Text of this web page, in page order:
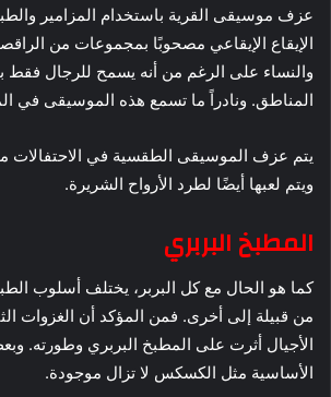
عزف موسيقى القرية باستخدام المزامير
الإيقاع الإيقاعي مصحوبًا بمجموعات من
والنساء على الرغم من أنه يسمح للرجال
المناطق. ونادراً ما تسمع هذه الموسيقى في
يتم عزف الموسيقى الطقسية في الاحتفالات
ويتم لعبها أيضًا لطرد الأرواح الشريرة.
المطبخ البربري
كما هو الحال مع كل البربر، يختلف أسلوب
من قبيلة إلى أخرى. فمن المؤكد أن الغزوات
الأجيال أثرت على المطبخ البربري وطورته.
الأساسية مثل الكسكس لا تزال موجودة.